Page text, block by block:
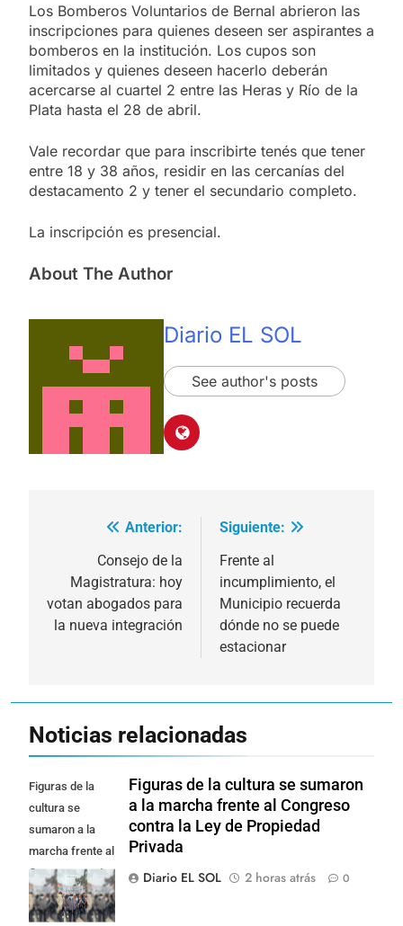
Los Bomberos Voluntarios de Bernal abrieron las
inscripciones para quienes deseen ser aspirantes a
bomberos en la institución. Los cupos son
limitados y quienes deseen hacerlo deberán
acercarse al cuartel 2 entre las Heras y Río de la
Plata hasta el 28 de abril.
Vale recordar que para inscribirte tenés que tener
entre 18 y 38 años, residir en las cercanías del
destacamento 2 y tener el secundario completo.
La inscripción es presencial.
About The Author
Diario EL SOL
See author's posts
Navegación
entradas
Anterior:
Consejo de la
Magistratura: hoy
votan abogados para
la nueva integración
Siguiente:
Frente al
incumplimiento, el
Municipio recuerda
dónde no se puede
estacionar
Noticias relacionadas
Figuras de la
cultura se
sumaron a la
marcha frente al
Congreso contra
la Ley de
Propiedad
Figuras de la cultura se sumaron
a la marcha frente al Congreso
contra la Ley de Propiedad
Privada
Diario EL SOL
2 horas atrás 0